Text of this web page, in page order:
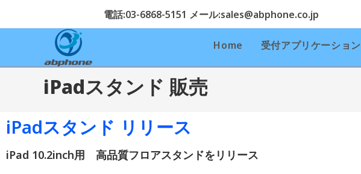
電話:03-6868-5151 メール:sales@abphone.co.jp
Home 受付アプリケーション
iPadスタンド 販売
iPadスタンド リリース
iPad 10.2inch用 高品質フロアスタンドをリリース